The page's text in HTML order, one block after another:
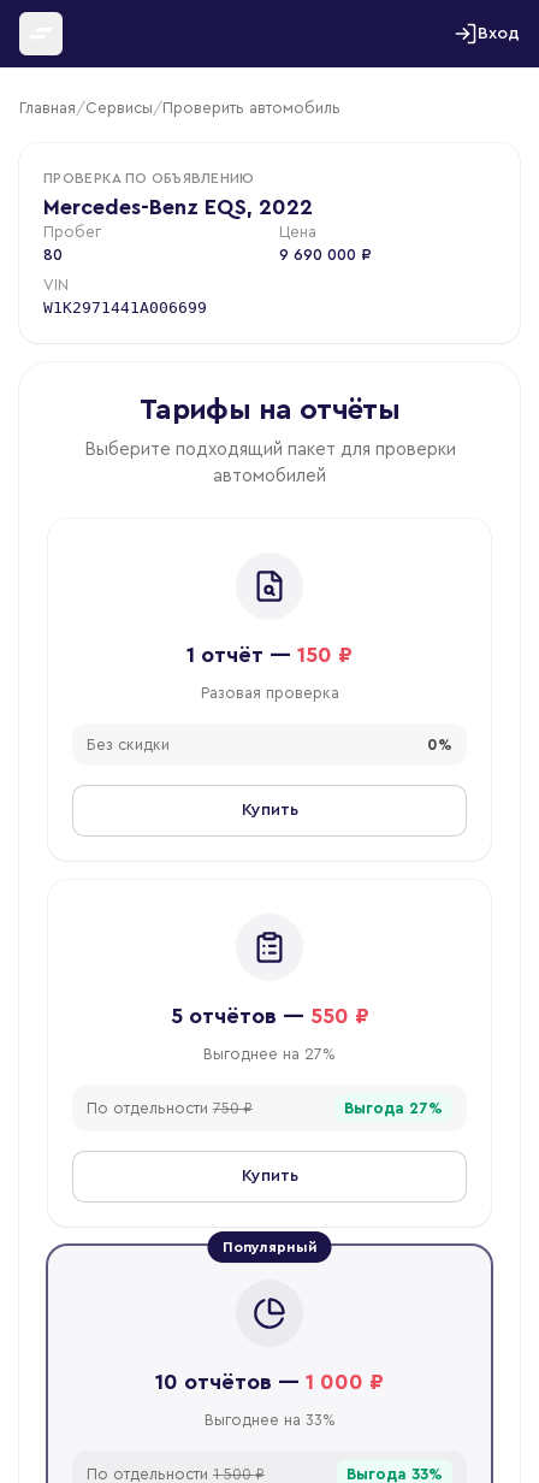
Перейти к содержимому
Вход
Главная /Сервисы /Проверить автомобиль
ПРОВЕРКА ПО ОБЪЯВЛЕНИЮ
Mercedes-Benz EQS, 2022
Пробег
80
Цена
9 690 000 ₽
VIN
W1K2971441A006699
Тарифы на отчёты
Выберите подходящий пакет для проверки
автомобилей
1 отчёт — 150 ₽
Разовая проверка
Без скидки 0%
Купить
5 отчётов — 550 ₽
Выгоднее на 27%
По отдельности 750 ₽ Выгода 27%
Купить
Популярный
10 отчётов — 1 000 ₽
Выгоднее на 33%
По отдельности 1 500 ₽ Выгода 33%